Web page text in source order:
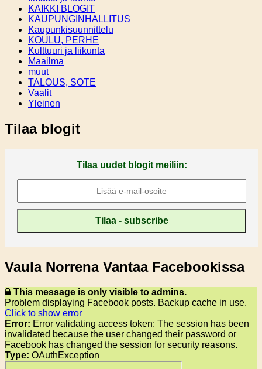
KAIKKI BLOGIT
KAUPUNGINHALLITUS
Kaupunkisuunnittelu
KOULU, PERHE
Kulttuuri ja liikunta
Maailma
muut
TALOUS, SOTE
Vaalit
Yleinen
Tilaa blogit
Tilaa uudet blogit meiliin:
Vaula Norrena Vantaa Facebookissa
This message is only visible to admins.
Problem displaying Facebook posts. Backup cache in use.
Click to show error
Error: Error validating access token: The session has been
invalidated because the user changed their password or
Facebook has changed the session for security reasons.
Type: OAuthException